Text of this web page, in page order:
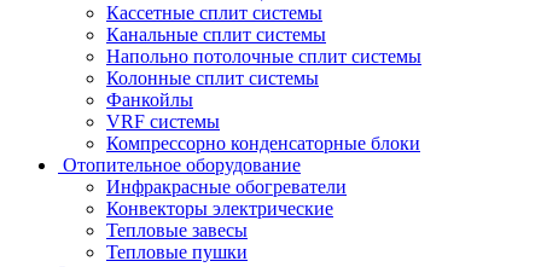
Кассетные сплит системы
Канальные сплит системы
Напольно потолочные сплит системы
Колонные сплит системы
Фанкойлы
VRF системы
Компрессорно конденсаторные блоки
Отопительное оборудование
Инфракрасные обогреватели
Конвекторы электрические
Тепловые завесы
Тепловые пушки